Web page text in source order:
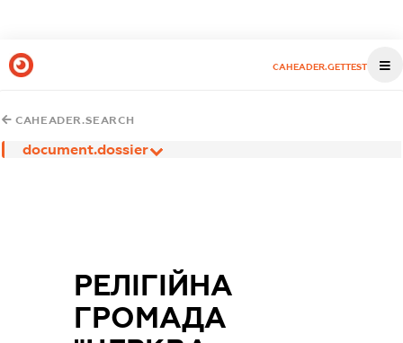
CAHEADER.GETTEST
CAHEADER.SEARCH
document.dossier
РЕЛІГІЙНА
ГРОМАДА